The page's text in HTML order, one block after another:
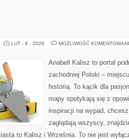
LUT - 8 - 2026 MOŻLIWOŚĆ
Anabell Kalisz to portal
zachodniej Polski –
historią. To kącik dla
mapy spotykają się z
inspiracji na wypad,
zaglądają wszyscy,
to Kalisz i Września. To nie jest